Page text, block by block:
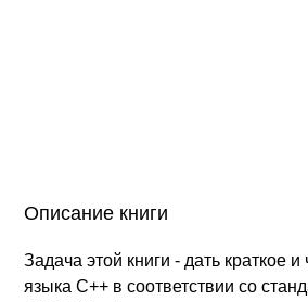
Описание книги
Задача этой книги - дать краткое
языка С++ в соответствии со